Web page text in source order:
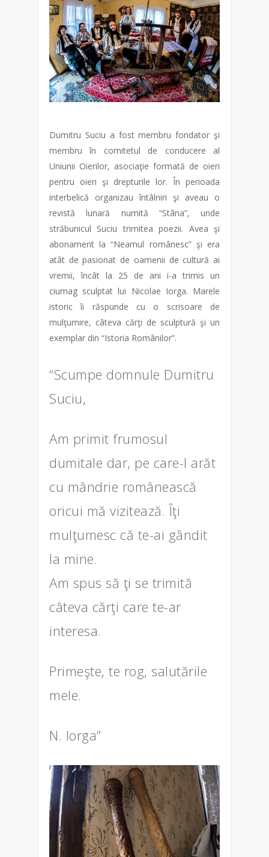
Dumitru Suciu a fost membru fondator şi
membru în comitetul de conducere al
Uniunii Oierilor, asociaţie formată de oieri
pentru oieri şi drepturile lor. În perioada
interbelică organizau întâlniri şi aveau o
revistă lunară numită “Stâna”, unde
străbunicul Suciu trimitea poezii. Avea şi
abonament la “Neamul românesc” şi era
atât de pasionat de oamenii de cultură ai
vremii, încât la 25 de ani i-a trimis un
ciumag sculptat lui Nicolae Iorga. Marele
istoric îi răspunde cu o scrisoare de
mulţumire, câteva cărţi de sculptură şi un
exemplar din “Istoria Românilor”.
“Scumpe domnule Dumitru
Suciu,
Am primit frumosul
dumitale dar, pe care-l arăt
cu mândrie românească
oricui mă vizitează. Îţi
mulţumesc că te-ai gândit
la mine.
Am spus să ţi se trimită
câteva cărţi care te-ar
interesa.
Primeşte, te rog, salutările
mele.
N. Iorga”